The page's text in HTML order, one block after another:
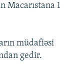
Macarıstana 1
müdafiəsi
gedir.